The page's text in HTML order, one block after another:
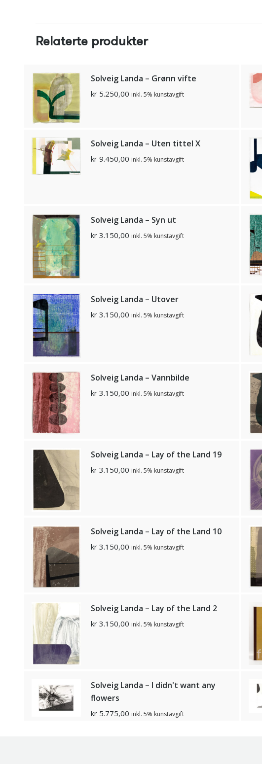
Relaterte produkter
Solveig Landa – Grønn vifte
kr 5.250,00 inkl. 5% kunstavgift
Solveig Landa – Uten tittel X
kr 9.450,00 inkl. 5% kunstavgift
Solveig Landa – Syn ut
kr 3.150,00 inkl. 5% kunstavgift
Solveig Landa – Utover
kr 3.150,00 inkl. 5% kunstavgift
Solveig Landa – Vannbilde
kr 3.150,00 inkl. 5% kunstavgift
Solveig Landa – Lay of the Land 19
kr 3.150,00 inkl. 5% kunstavgift
Solveig Landa – Lay of the Land 10
kr 3.150,00 inkl. 5% kunstavgift
Solveig Landa – Lay of the Land 2
kr 3.150,00 inkl. 5% kunstavgift
Solveig Landa – I didn't want any
flowers
kr 5.775,00 inkl. 5% kunstavgift